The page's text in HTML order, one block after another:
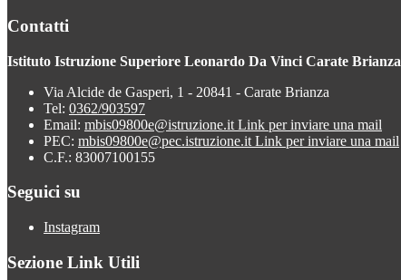
Contatti
Istituto Istruzione Superiore Leonardo Da Vinci Carate Brianza
Via Alcide de Gasperi, 1 - 20841 - Carate Brianza
Tel: 0362/903597
Email: mbis09800e@istruzione.it Link per inviare una mail
PEC: mbis09800e@pec.istruzione.it Link per inviare una mail
C.F.: 83007100155
Seguici su
Instagram
Sezione Link Utili